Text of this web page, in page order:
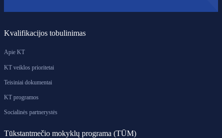
Kvalifikacijos tobulinimas
Apie KT
KT veiklos prioritetai
Teisiniai dokumentai
KT programos
Socialinės partnerystės
Tūkstantmečio mokyklų programa (TŪM)